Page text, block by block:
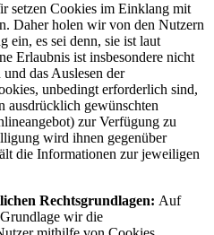
setzen Cookies im Einklang mit
Daher holen wir von den Nutzern
ein, es sei denn, sie ist laut
Erlaubnis ist insbesondere nicht
das Auslesen der
unbedingt erforderlich sind,
ausdrücklich gewünschten
zur Verfügung zu
wird ihnen gegenüber
die Informationen zur jeweiligen
Rechtsgrundlagen: Auf
wir die